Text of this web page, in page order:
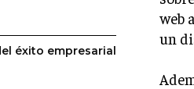
éxito empresarial
web
un